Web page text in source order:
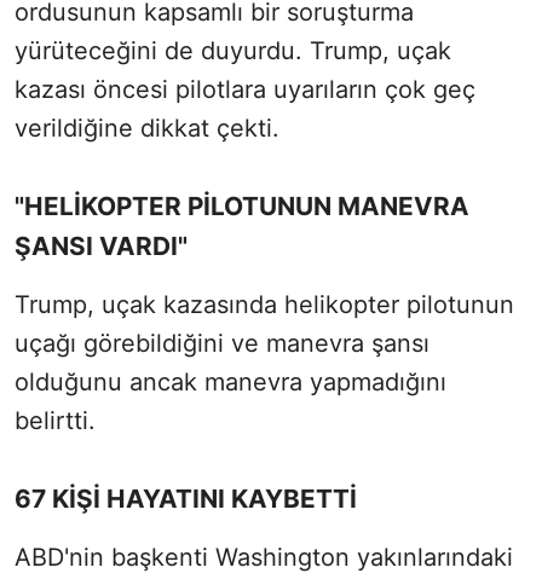
ordusunun kapsamlı bir soruşturma
yürüteceğini de duyurdu. Trump, uçak
kazası öncesi pilotlara uyarıların çok geç
verildiğine dikkat çekti.
"HELİKOPTER PİLOTUNUN MANEVRA
ŞANSI VARDI"
Trump, uçak kazasında helikopter pilotunun
uçağı görebildiğini ve manevra şansı
olduğunu ancak manevra yapmadığını
belirtti.
67 KİŞİ HAYATINI KAYBETTİ
ABD'nin başkenti Washington yakınlarındaki